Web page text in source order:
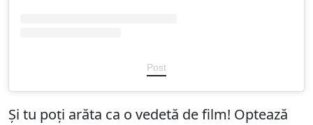
Post
Și tu poți arăta ca o vedetă de film! Optează